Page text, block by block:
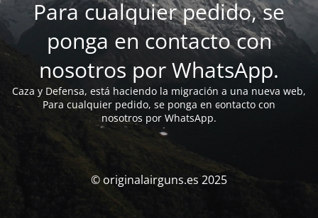
Para cualquier pedido, se
ponga en contacto con
nosotros por WhatsApp.
Caza y Defensa, está haciendo la migración a una nueva web,
Para cualquier pedido, se ponga en contacto con
nosotros por WhatsApp.
© originalairguns.es 2025